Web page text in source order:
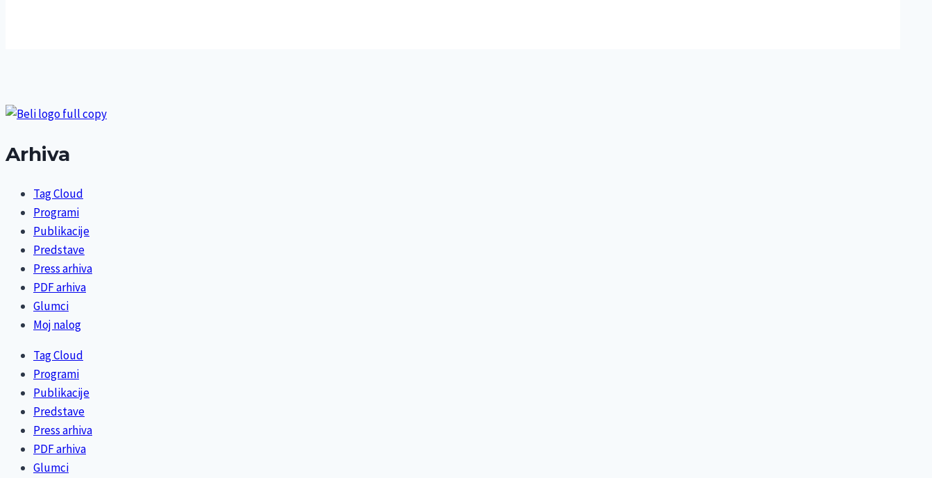
Arhiva
Tag Cloud
Programi
Publikacije
Predstave
Press arhiva
PDF arhiva
Glumci
Moj nalog
Tag Cloud
Programi
Publikacije
Predstave
Press arhiva
PDF arhiva
Glumci